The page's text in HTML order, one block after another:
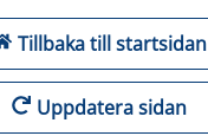
Tillbaka till startsidan
Uppdatera sidan